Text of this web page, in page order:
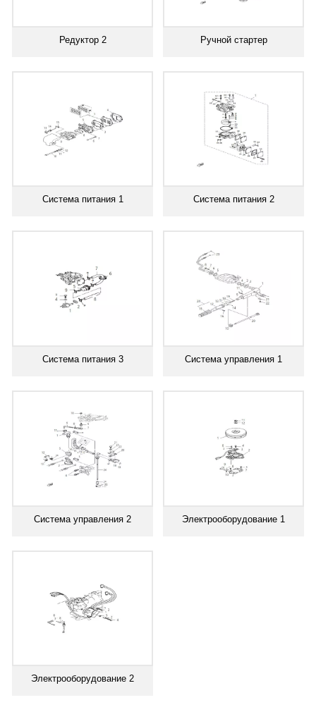
Редуктор 2 Ручной стартер
Система питания 1 Система питания 2
Система питания 3 Система управления 1
Система управления 2 Электрооборудование 1
Электрооборудование 2